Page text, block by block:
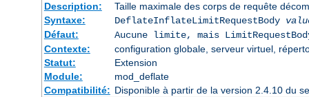
Description:
Taille maximale des corps de requête
Syntaxe:
DeflateInflateLimitRequestBody
Défaut:
Aucune limite, mais
Contexte:
configuration globale, serveur virtuel,
Statut:
Extension
Module:
mod_deflate
Compatibilité: Disponible à partir de la version 2.4.10 du